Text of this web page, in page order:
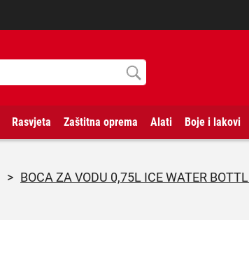
Rasvjeta Zaštitna oprema Alati Boje i lakovi
> BOCA ZA VODU 0,75L ICE WATER